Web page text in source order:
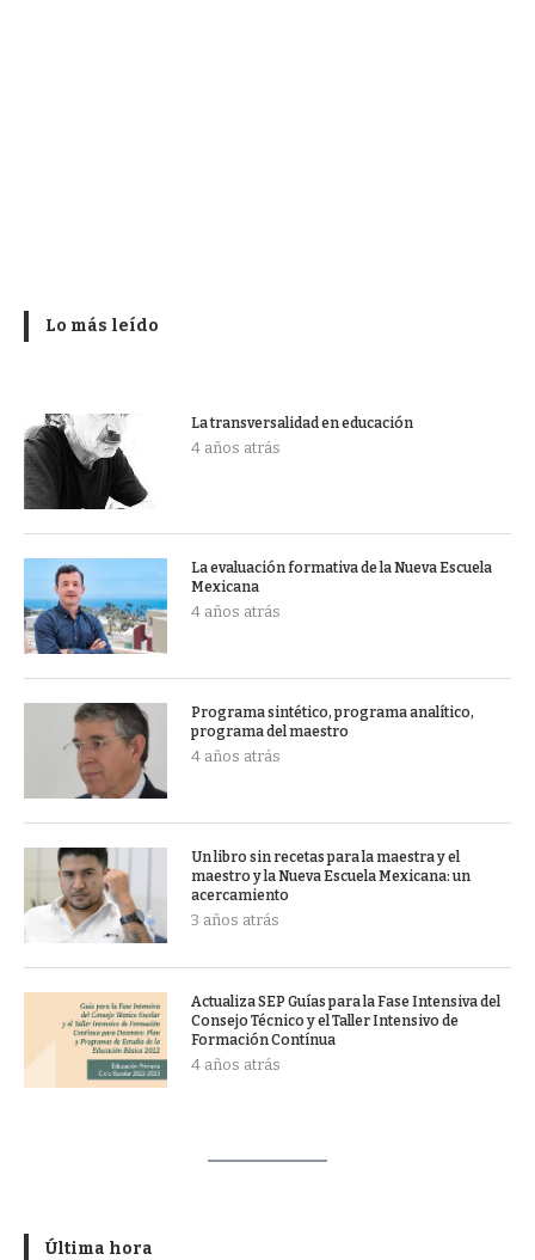
Lo más leído
La transversalidad en educación
4 años atrás
La evaluación formativa de la Nueva Escuela
Mexicana
4 años atrás
Programa sintético, programa analítico,
programa del maestro
4 años atrás
Un libro sin recetas para la maestra y el
maestro y la Nueva Escuela Mexicana: un
acercamiento
3 años atrás
Actualiza SEP Guías para la Fase Intensiva del
Consejo Técnico y el Taller Intensivo de
Formación Contínua
4 años atrás
Última hora